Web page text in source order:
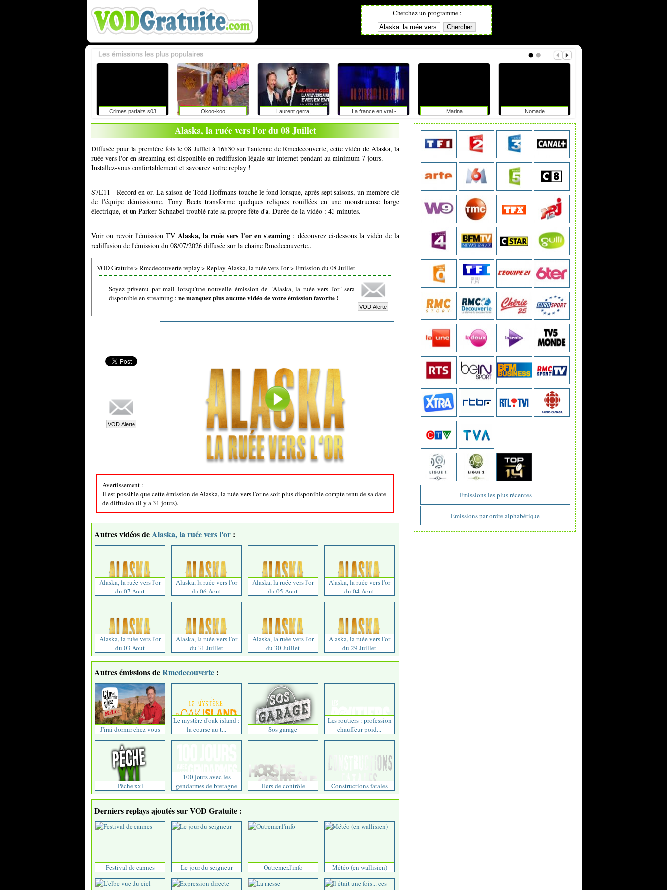
Cherchez un programme :
Crimes parfaits s03 Okoo-koo
Laurent gerra,
l'anniversaire-événement
La france en vrai -
provence alpes côte d'azur
Marina Nomade
Les émissions les plus populaires
Emissions les plus récentes
Emissions par ordre alphabétique
Alaska, la ruée vers l'or du 08 Juillet
Diffusée pour la première fois le 08 Juillet à 16h30 sur l'antenne de Rmcdecouverte, cette vidéo de Alaska, la
ruée vers l'or en streaming est disponible en rediffusion légale sur internet pendant au minimum 7 jours.
Installez-vous confortablement et savourez votre replay !
S7E11 - Record en or. La saison de Todd Hoffmans touche le fond lorsque, après sept saisons, un membre clé
de l'équipe démissionne. Tony Beets transforme quelques reliques rouillées en une monstrueuse barge
électrique, et un Parker Schnabel troublé rate sa propre fête d'a. Durée de la vidéo : 43 minutes.
Voir ou revoir l'émission TVAlaska, la ruée vers l'or en steaming : découvrez ci-dessous la vidéo de la
rediffusion de l'émission du 08/07/2026 diffusée sur la chaine Rmcdecouverte..
VOD Gratuite>Rmcdecouverte replay >Replay Alaska, la ruée vers l'or>Emission du 08 Juillet
Soyez prévenu par mail lorsqu'une nouvelle émission de "Alaska, la ruée vers l'or" sera
disponible en streaming : ne manquez plus aucune vidéo de votre émission favorite !
Avertissement :
Il est possible que cette émission de Alaska, la ruée vers l'or ne soit plus disponible compte tenu de sa date
de diffusion (il y a 31 jours).
Autres vidéos deAlaska, la ruée vers l'or :
Alaska, la ruée vers l'or
du 07 Aout
Alaska, la ruée vers l'or
du 06 Aout
Alaska, la ruée vers l'or
du 05 Aout
Alaska, la ruée vers l'or
du 04 Aout
Alaska, la ruée vers l'or
du 03 Aout
Alaska, la ruée vers l'or
du 31 Juillet
Alaska, la ruée vers l'or
du 30 Juillet
Alaska, la ruée vers l'or
du 29 Juillet
Autres émissions deRmcdecouverte :
J'irai dormir chez vous
Le mystère d'oak island :
la course au t...
Sos garage
Les routiers : profession
chauffeur poid...
Pêche xxl
100 jours avec les
gendarmes de bretagne
Hors de contrôle Constructions fatales
Derniers replays ajoutés sur VOD Gratuite :
Festival de cannes Le jour du seigneur Outremer.l'info Météo (en wallisien)